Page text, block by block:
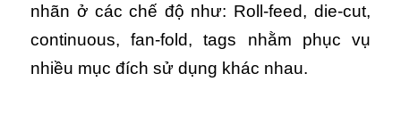
nhãn ở các chế độ như: Roll-feed, die-cut,
continuous, fan-fold, tags nhằm phục vụ
nhiều mục đích sử dụng khác nhau.